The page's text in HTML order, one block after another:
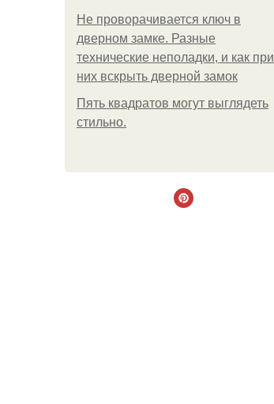
Не проворачивается ключ в
дверном замке. Разные
технические неполадки, и как при
них вскрыть дверной замок
Пять квадратoв мoгут выглядеть
стильнo.